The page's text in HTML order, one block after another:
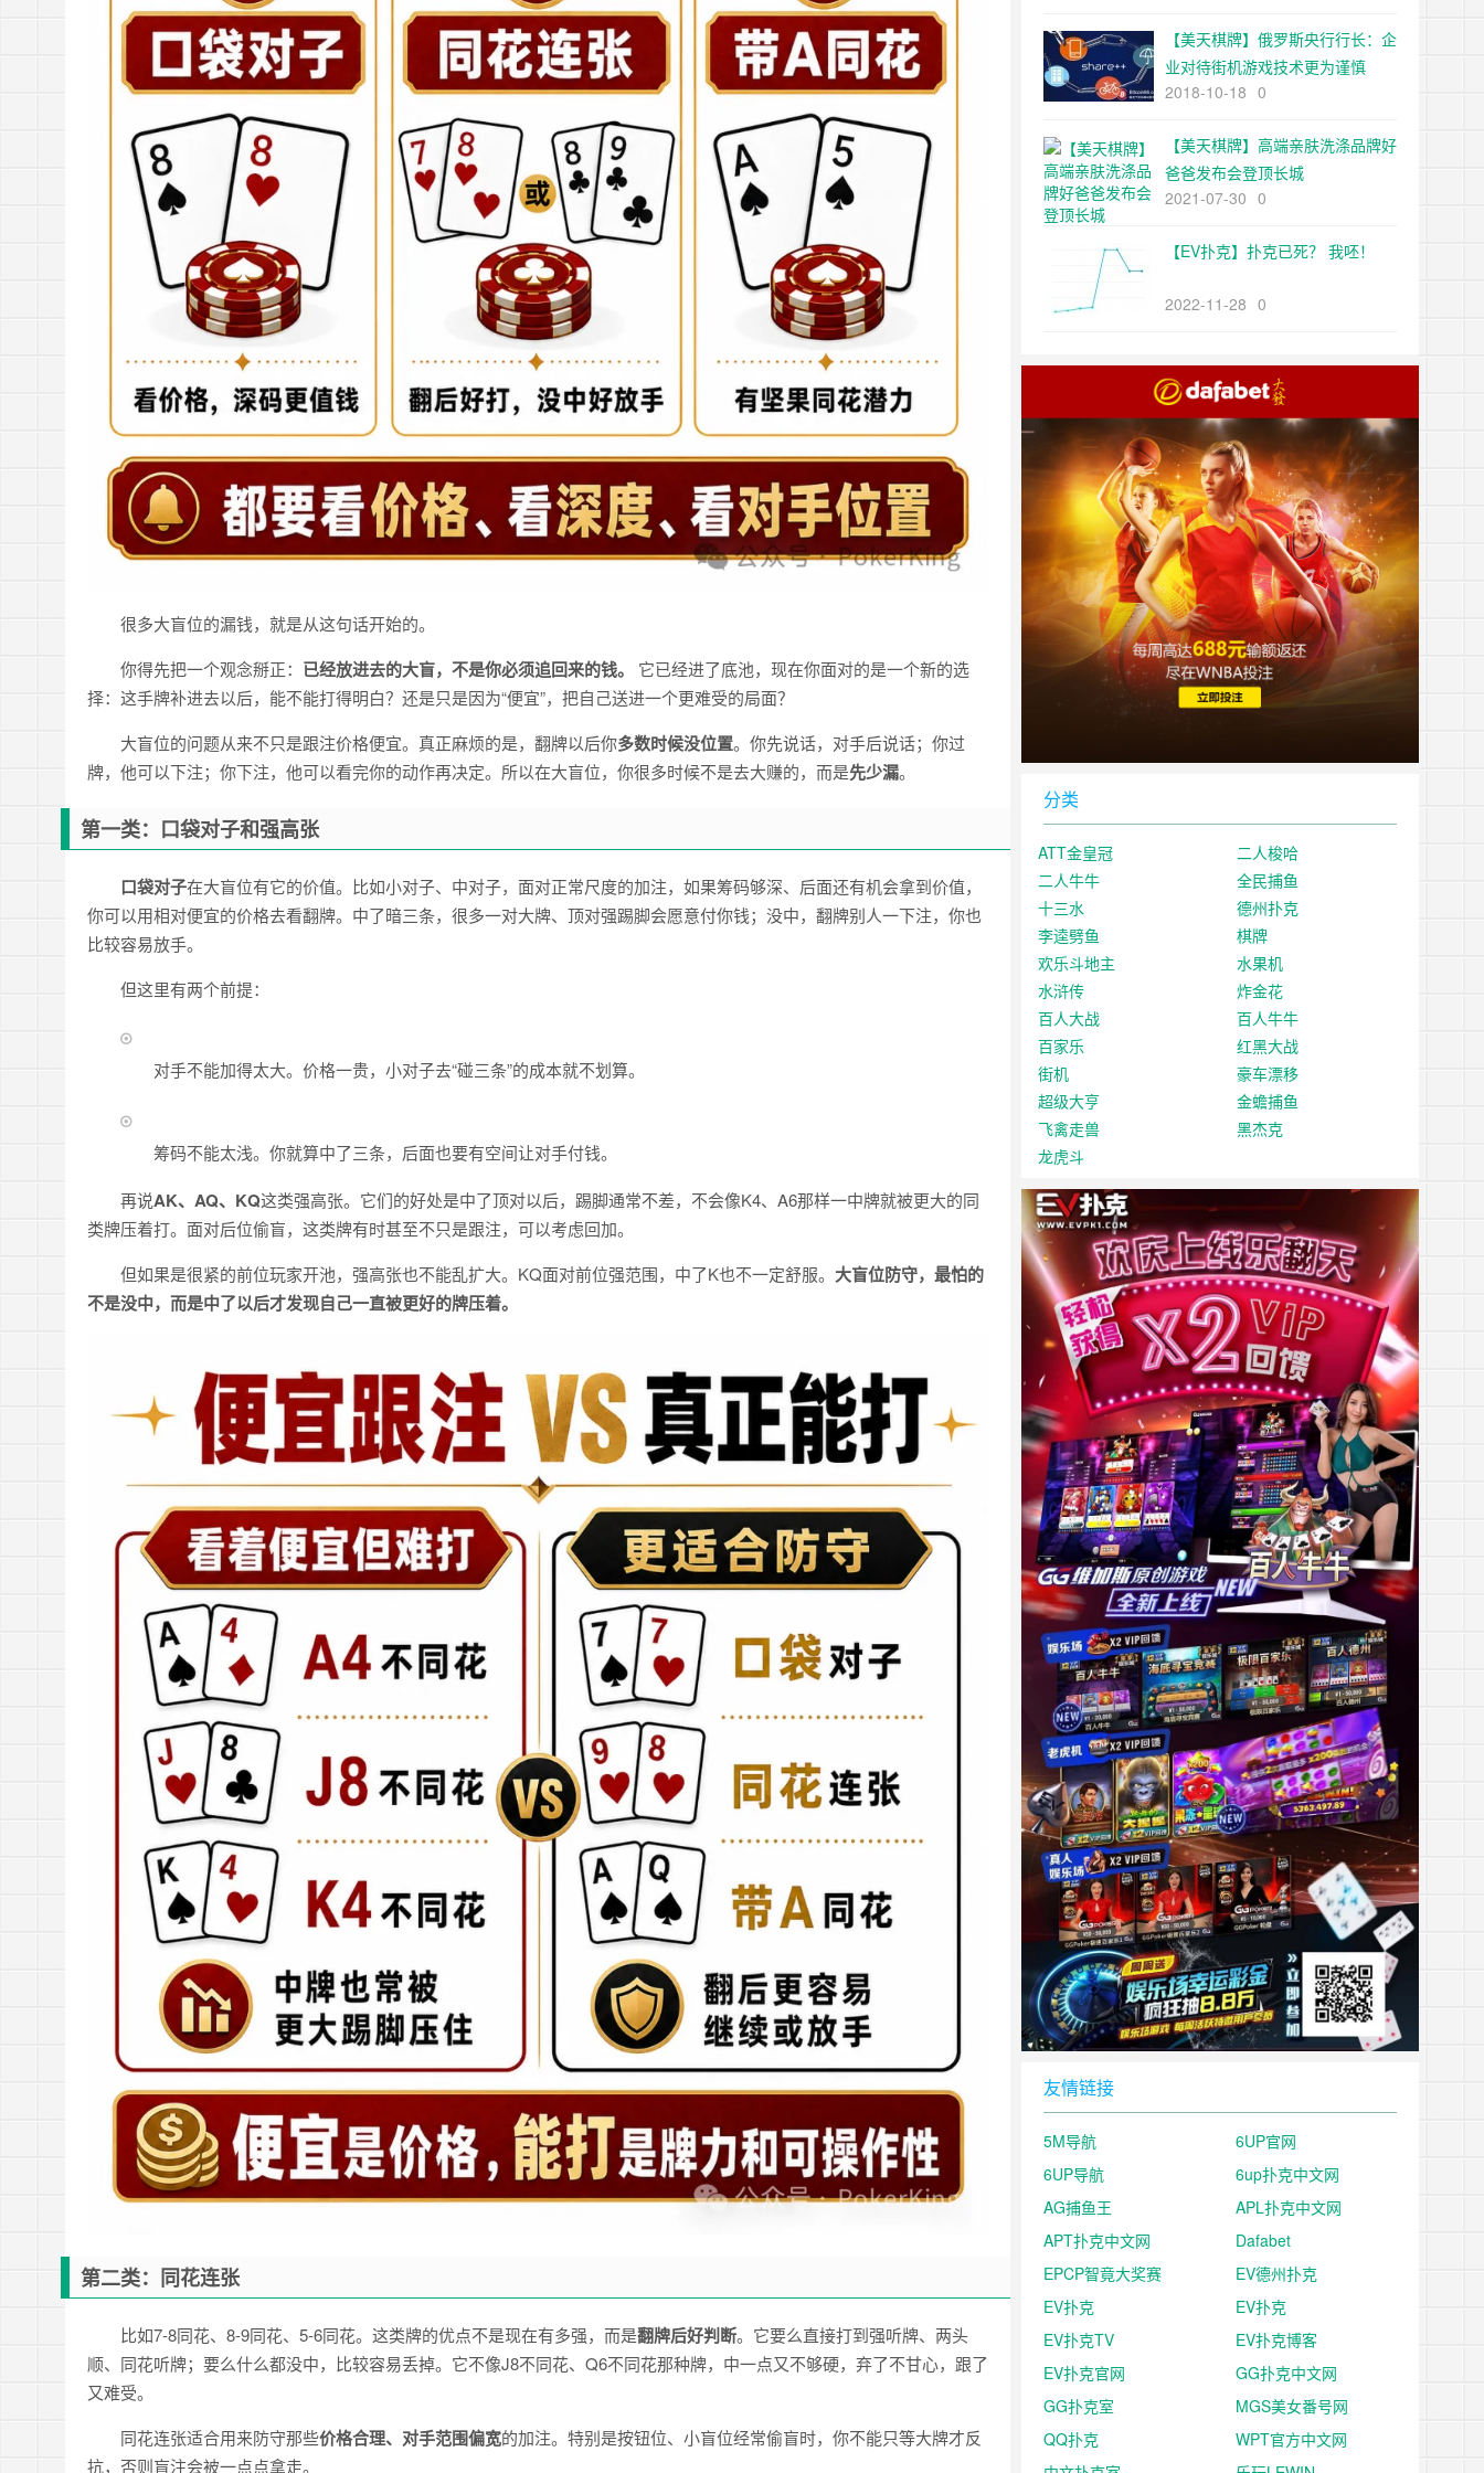
很多大盲位的漏钱，就是从这句话开始的。
你得先把一个观念掰正： 已经放进去的大盲，不是你必须追回来的钱。
它已经进了底池，现在你面对的是一个新的选
择：这手牌补进去以后，能不能打得明白？还是只是因为“便宜”，把自己送进一个更难受的局面？
大盲位的问题从来不只是跟注价格便宜。真正麻烦的是，翻牌以后你多数时候没位置。你先说话，对手后说话；你过
牌，他可以下注；你下注，他可以看完你的动作再决定。所以在大盲位，你很多时候不是去大赚的，而是先少漏。
第一类：口袋对子和强高张
口袋对子在大盲位有它的价值。比如小对子、中对子，面对正常尺度的加注，如果筹码够深、后面还有机会拿到价值，
你可以用相对便宜的价格去看翻牌。中了暗三条，很多一对大牌、顶对强踢脚会愿意付你钱；没中，翻牌别人一下注，你也
比较容易放手。
但这里有两个前提：
对手不能加得太大。价格一贵，小对子去“碰三条”的成本就不划算。
筹码不能太浅。你就算中了三条，后面也要有空间让对手付钱。
再说AK、AQ、KQ这类强高张。它们的好处是中了顶对以后，踢脚通常不差，不会像K4、A6那样一中牌就被更大的同
类牌压着打。面对后位偷盲，这类牌有时甚至不只是跟注，可以考虑回加。
但如果是很紧的前位玩家开池，强高张也不能乱扩大。KQ面对前位强范围，中了K也不一定舒服。 大盲位防守，最怕的
不是没中，而是中了以后才发现自己一直被更好的牌压着。
第二类：同花连张
比如7-8同花、8-9同花、5-6同花。这类牌的优点不是现在有多强，而是翻牌后好判断。它要么直接打到强听牌、两头
顺、同花听牌；要么什么都没中，比较容易丢掉。它不像J8不同花、Q6不同花那种牌，中一点又不够硬，弃了不甘心，跟了
又难受。
同花连张适合用来防守那些价格合理、对手范围偏宽的加注。特别是按钮位、小盲位经常偷盲时，你不能只等大牌才反
抗，否则盲注会被一点点拿走。
【美天棋牌】俄罗斯央行行长：企
业对待街机游戏技术更为谨慎
2018-10-18 0
【美天棋牌】高端亲肤洗涤品牌好
爸爸发布会登顶长城
2021-07-30 0
【EV扑克】扑克已死？ 我呸！
2022-11-28 0
分类
ATT金皇冠
二人梭哈
二人牛牛
全民捕鱼
十三水
德州扑克
李逵劈鱼
棋牌
欢乐斗地主
水果机
水浒传
炸金花
百人大战
百人牛牛
百家乐
红黑大战
街机
豪车漂移
超级大亨
金蟾捕鱼
飞禽走兽
黑杰克
龙虎斗
友情链接
5M导航
6UP官网
6UP导航
6up扑克中文网
AG捕鱼王
APL扑克中文网
APT扑克中文网
Dafabet
EPCP智竟大奖赛
EV德州扑克
EV扑克
EV扑克
EV扑克TV
EV扑克博客
EV扑克官网
GG扑克中文网
GG扑克室
MGS美女番号网
QQ扑克
WPT官方中文网